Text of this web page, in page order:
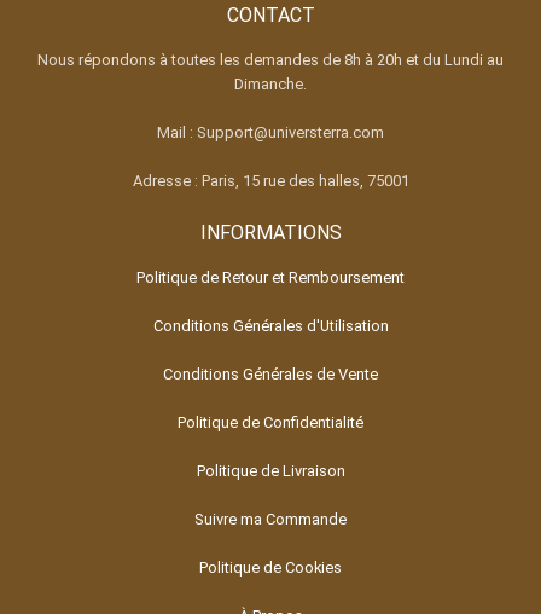
CONTACT
Nous répondons à toutes les demandes de 8h à 20h et du Lundi au
Dimanche.
Mail : Support@universterra.com
Adresse : Paris, 15 rue des halles, 75001
INFORMATIONS
Politique de Retour et Remboursement
Conditions Générales d'Utilisation
Conditions Générales de Vente
Politique de Confidentialité
Politique de Livraison
Suivre ma Commande
Politique de Cookies